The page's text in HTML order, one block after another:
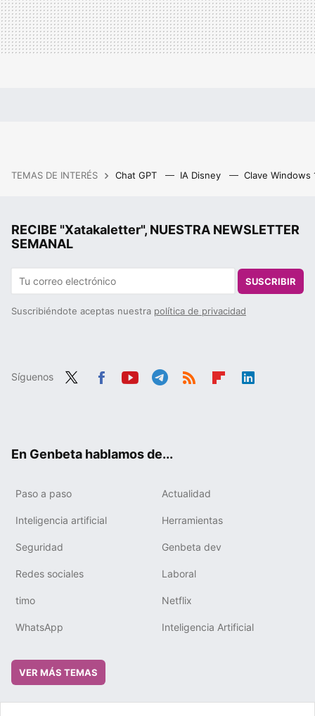
TEMAS DE INTERÉS Chat GPT IA Disney Clave Windows
RECIBE "Xatakaletter", NUESTRA NEWSLETTER
SEMANAL
SUSCRIBIR
Suscribiéndote aceptas nuestra política de privacidad
Síguenos
En Genbeta hablamos de...
Paso a paso Actualidad
Inteligencia artificial Herramientas
Seguridad Genbeta dev
Redes sociales Laboral
timo Netflix
WhatsApp Inteligencia Artificial
VER MÁS TEMAS